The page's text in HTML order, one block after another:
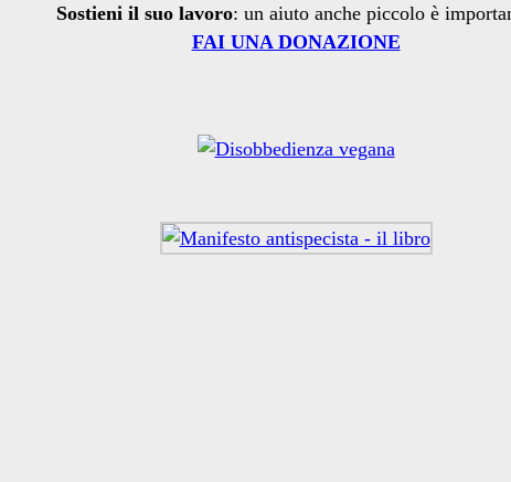
Sostieni il suo lavoro: un aiuto anche piccolo è
FAI UNA DONAZIONE